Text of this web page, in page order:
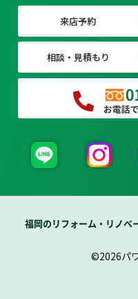
来店予約
相談・見積もり
福岡のリフォーム・リノベ
©2026パ